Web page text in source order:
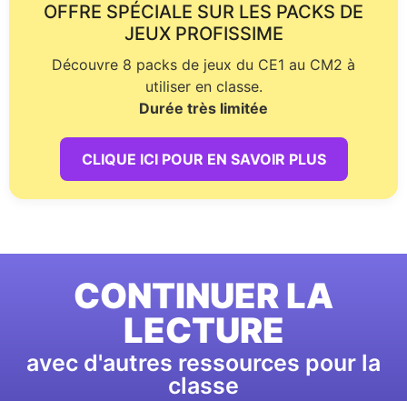
OFFRE SPÉCIALE SUR LES PACKS DE
JEUX PROFISSIME
Découvre 8 packs de jeux du CE1 au CM2 à
utiliser en classe.
Durée très limitée
CLIQUE ICI POUR EN SAVOIR PLUS
CONTINUER LA
LECTURE
avec d'autres ressources pour la
classe